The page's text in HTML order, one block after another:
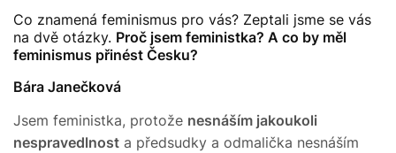
Co znamená feminismus pro vás? Zeptali jsme se vás
na dvě otázky. Proč jsem feministka? A co by měl
feminismus přinést Česku?
Bára Janečková
Jsem feministka, protože nesnáším jakoukoli
nespravedlnost a předsudky a odmalička nesnáším